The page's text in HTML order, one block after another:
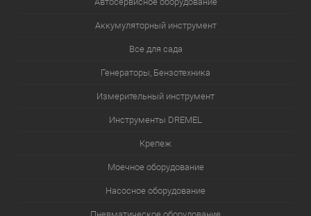
Аккумуляторный инструмент
Все для сада
Генераторы, Бензотехника
Измерительный инструмент
Инструменты DREMEL
Крепеж
Моечное оборудование
Насосное оборудование